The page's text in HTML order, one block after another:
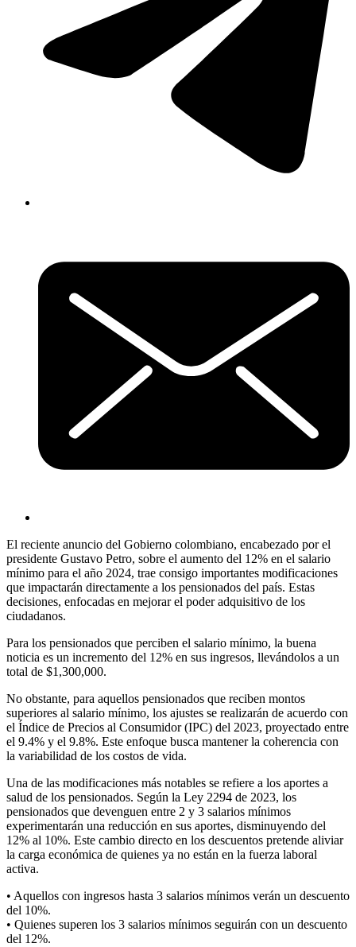
El reciente anuncio del Gobierno colombiano, encabezado por el
presidente Gustavo Petro, sobre el aumento del 12% en el salario
mínimo para el año 2024, trae consigo importantes modificaciones
que impactarán directamente a los pensionados del país. Estas
decisiones, enfocadas en mejorar el poder adquisitivo de los
ciudadanos.
Para los pensionados que perciben el salario mínimo, la buena
noticia es un incremento del 12% en sus ingresos, llevándolos a un
total de $1,300,000.
No obstante, para aquellos pensionados que reciben montos
superiores al salario mínimo, los ajustes se realizarán de acuerdo con
el Índice de Precios al Consumidor (IPC) del 2023, proyectado entre
el 9.4% y el 9.8%. Este enfoque busca mantener la coherencia con
la variabilidad de los costos de vida.
Una de las modificaciones más notables se refiere a los aportes a
salud de los pensionados. Según la Ley 2294 de 2023, los
pensionados que devenguen entre 2 y 3 salarios mínimos
experimentarán una reducción en sus aportes, disminuyendo del
12% al 10%. Este cambio directo en los descuentos pretende aliviar
la carga económica de quienes ya no están en la fuerza laboral
activa.
• Aquellos con ingresos hasta 3 salarios mínimos verán un descuento
del 10%.
• Quienes superen los 3 salarios mínimos seguirán con un descuento
del 12%.